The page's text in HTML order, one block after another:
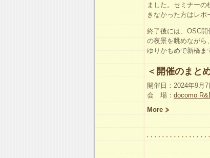
ました。セミナーの
きなかった方はレポ
終了後には、OSC
の夜景を眺めながら
ゆりかもめで新橋ま
＜開催のまと
開催日：2024年9月7
会 場： docomo
More